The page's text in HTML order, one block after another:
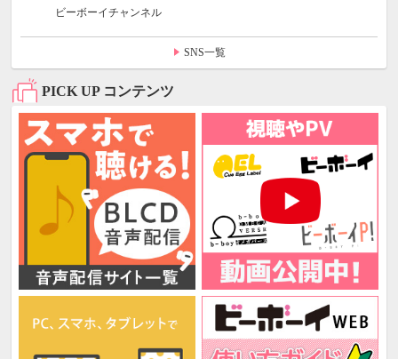
ビーボーイチャンネル
SNS一覧
PICK UP コンテンツ